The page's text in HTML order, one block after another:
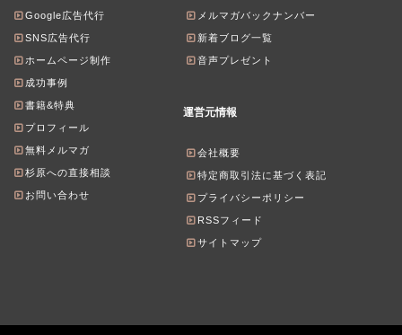
Google広告代行
SNS広告代行
ホームページ制作
成功事例
書籍&特典
プロフィール
無料メルマガ
杉原への直接相談
お問い合わせ
メルマガバックナンバー
新着ブログ一覧
音声プレゼント
運営元情報
会社概要
特定商取引法に基づく表記
プライバシーポリシー
RSSフィード
サイトマップ